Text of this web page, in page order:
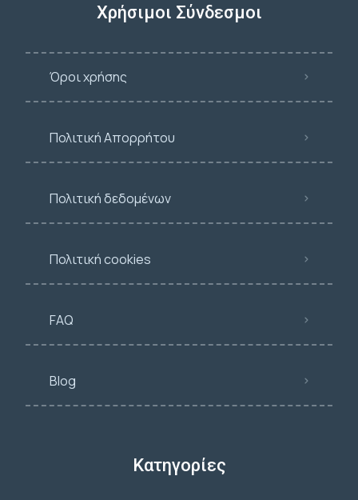
Χρήσιμοι Σύνδεσμοι
Όροι χρήσης
Πολιτική Απορρήτου
Πολιτική δεδομένων
Πολιτική cookies
FAQ
Blog
Κατηγορίες